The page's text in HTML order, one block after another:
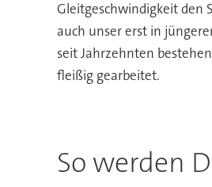
Gleitgeschwindigkeit den
auch unser erst in
seit Jahrzehnten
fleißig gearbeitet.
So werden